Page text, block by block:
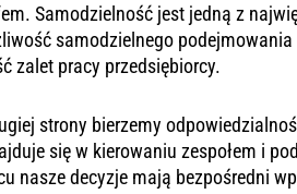
Samodzielność jest jedną z
samodzielnego
zalet pracy przedsiębiorcy.
strony bierzemy
się w kierowaniu zespołem i
nasze decyzje mają bezpośredni